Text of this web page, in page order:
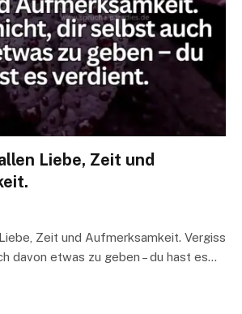
Liebe, Zeit und
Zeit und Aufmerksamkeit. Vergiss
davon etwas zu geben – du hast es…